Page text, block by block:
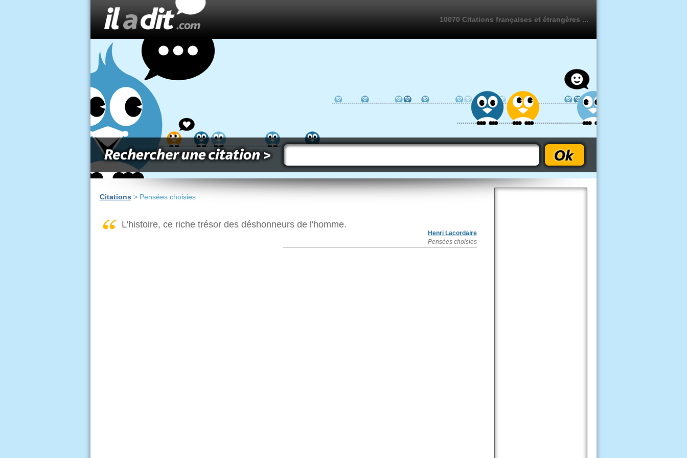
10070 Citations françaises et étrangères ...
Citations > Pensées choisies
L'histoire, ce riche trésor des déshonneurs de l'homme.
Henri Lacordaire
Pensées choisies